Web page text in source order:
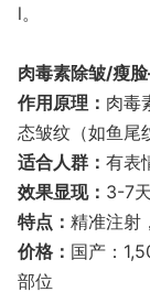
l。
肉毒素除皱/瘦
作用原理​： 肉毒
态皱纹（如鱼尾
​适合人群​： 有表
​效果显现​： 3-7
​特点​： 精准注射
价格： 国产：
部位